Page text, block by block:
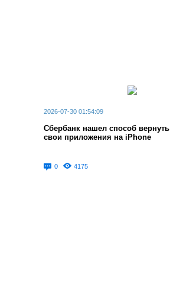
2026-07-30 01:54:09
Сбербанк нашел способ вернуть
свои приложения на iPhone
0 4175